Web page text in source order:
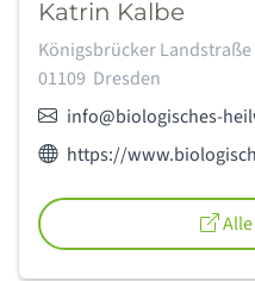
Katrin Kalbe
Adresse:
Königsbrücker Landstraße
01109 Dresden
E-Mail:info@biologisches-
Webseite des Anbieters:
https://